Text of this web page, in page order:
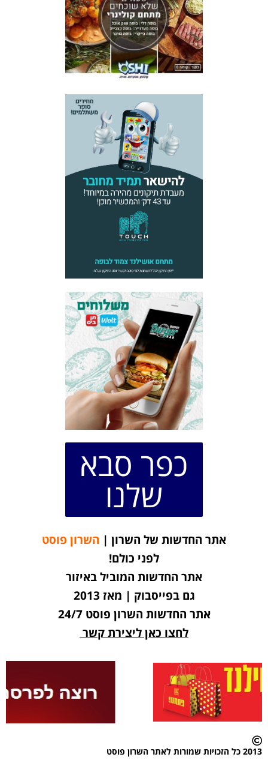
כפר סבא
שלנו
אתר החדשות של השרון | השרון פוסט
לפני כולם!
אתר החדשות המוביל באיזור
גם בפייסבוק | מאז 2013
אתר החדשות השרון פוסט 24/7
לחצו כאן ליצירת קשר
2013 כל הזכויות שמורות לאתר השרון פוסט